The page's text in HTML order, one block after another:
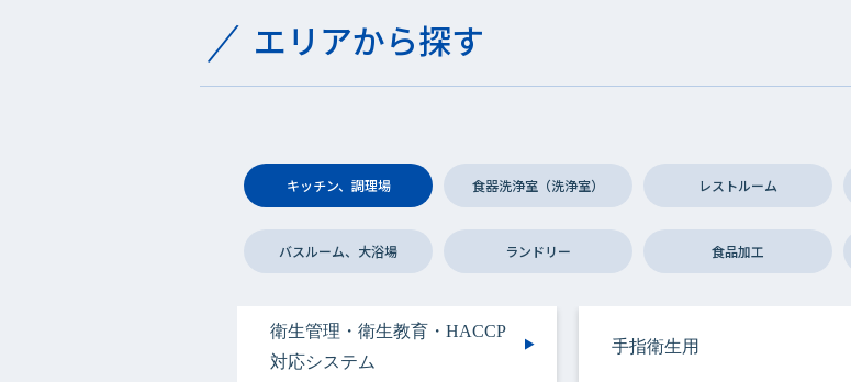
エリアから探す
キッチン、調理場 食器洗浄室（洗浄室） レストルーム
バスルーム、大浴場 ランドリー 食品加工
衛生管理・衛生教育・HACCP
対応システム
手指衛生用
手指衛生用 食器洗浄機用
手指衛生用 トイレ用
衛生管理・衛生教育・HACCP
対応システム
手指衛生用
手指衛生用 施設用
ヘアケア＆ボディケア用 バスルーム用
衣類用
手指衛生用 食器・調理器具用
手指衛生用 トイレ用
手指衛生用 トイレ用